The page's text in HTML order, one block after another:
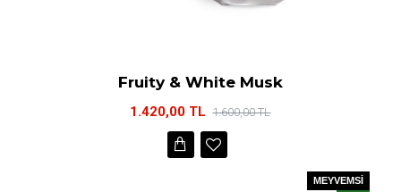
Fruity & White Musk
1.420,00 TL 1.600,00 TL
MEYVEMSİ